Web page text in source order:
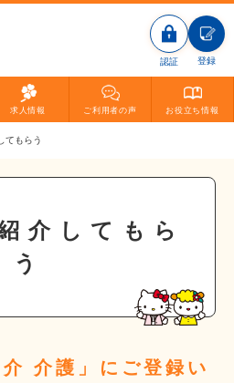
認証 登録
求人情報 ご利用者の声 お役立ち情報
てもらう
介してもら
う
介 介護」にご登録い